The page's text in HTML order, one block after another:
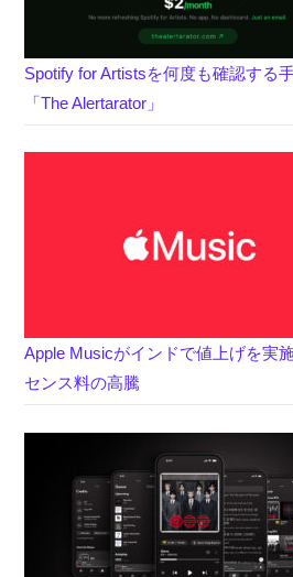
Spotify for Artistsを何度も確認する
「The Alertarator」
Apple Musicがインドで値上げを実
センス料の高騰